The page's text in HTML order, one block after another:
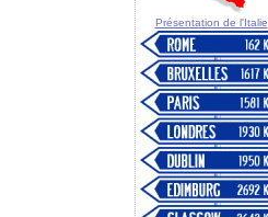
Présentation de l'Italie